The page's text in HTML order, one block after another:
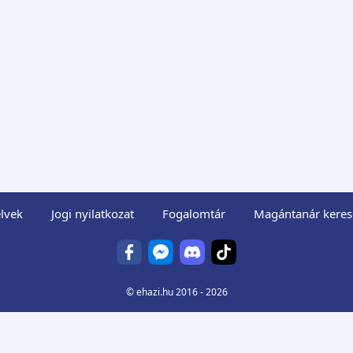
Jogi nyilatkozat Fogalomtár Magántanár
©ehazi.hu2016 - 2026